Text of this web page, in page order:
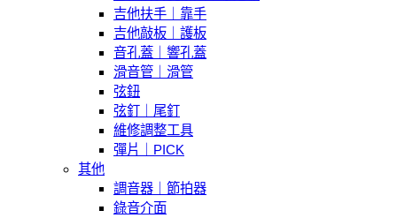
吉他扶手｜靠手
吉他敲板｜護板
音孔蓋｜響孔蓋
滑音管｜滑管
弦鈕
弦釘｜尾釘
維修調整工具
彈片｜PICK
其他
調音器｜節拍器
錄音介面